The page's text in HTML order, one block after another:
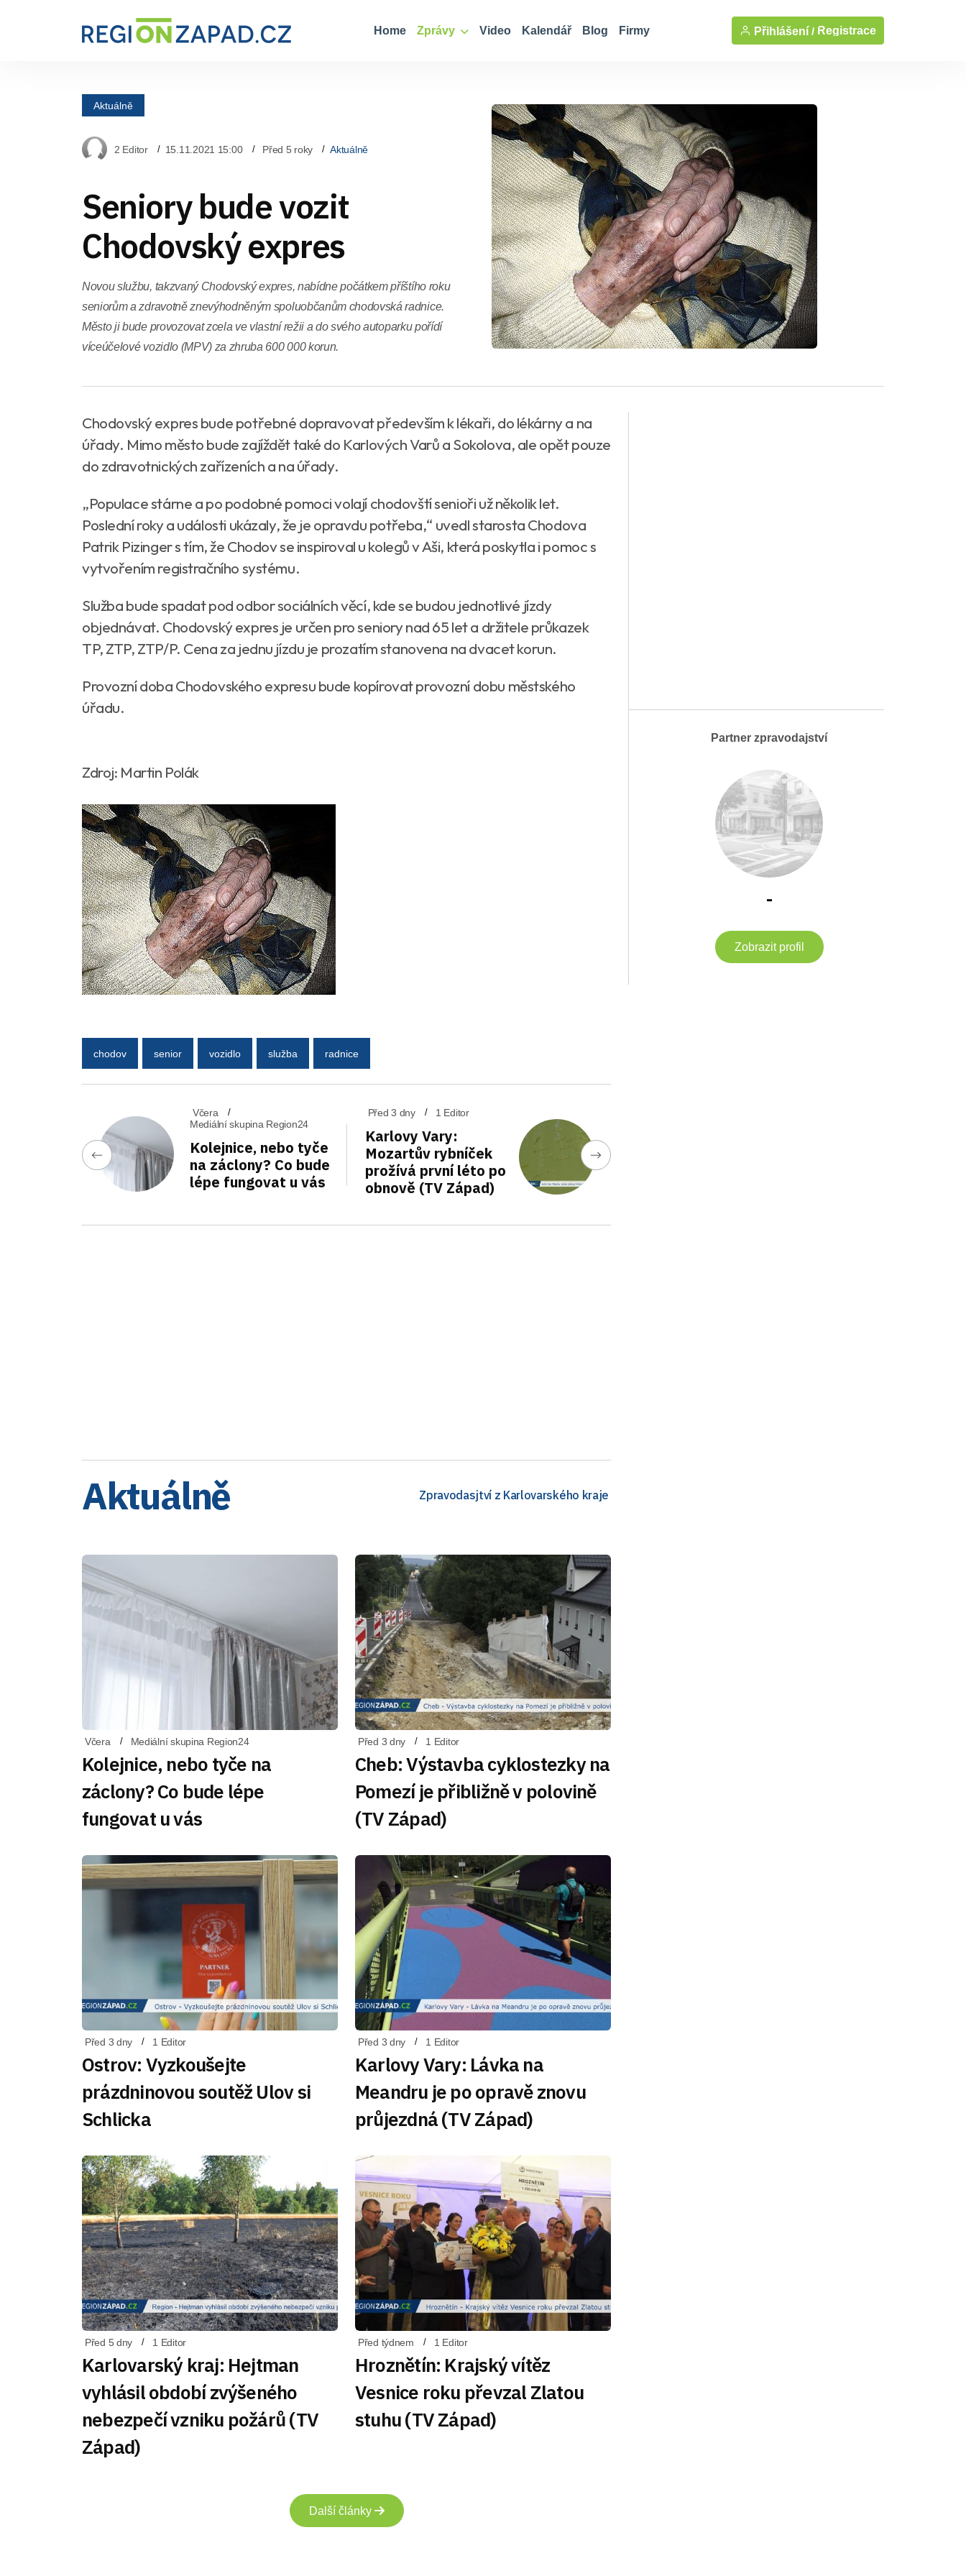
Home Zprávy Video Kalendář Blog Firmy Přihlášení / Registrace
Aktuálně
2 Editor 15.11.2021 15:00 Před 5 roky Aktuálně
Seniory bude vozit
Chodovský expres
Novou službu, takzvaný Chodovský expres, nabídne počátkem příštího roku
seniorům a zdravotně znevýhodněným spoluobčanům chodovská radnice.
Město ji bude provozovat zcela ve vlastní režii a do svého autoparku pořídí
víceúčelové vozidlo (MPV) za zhruba 600 000 korun.
Chodovský expres bude potřebné dopravovat především k lékaři, do lékárny a na
úřady. Mimo město bude zajíždět také do Karlových Varů a Sokolova, ale opět pouze
do zdravotnických zařízeních a na úřady.
„Populace stárne a po podobné pomoci volají chodovští senioři už několik let.
Poslední roky a události ukázaly, že je opravdu potřeba,“ uvedl starosta Chodova
Patrik Pizinger s tím, že Chodov se inspiroval u kolegů v Aši, která poskytla i pomoc s
vytvořením registračního systému.
Služba bude spadat pod odbor sociálních věcí, kde se budou jednotlivé jízdy
objednávat. Chodovský expres je určen pro seniory nad 65 let a držitele průkazek
TP, ZTP, ZTP/P. Cena za jednu jízdu je prozatím stanovena na dvacet korun.
Provozní doba Chodovského expresu bude kopírovat provozní dobu městského
úřadu.
Zdroj: Martin Polák
chodov senior vozidlo služba radnice
Včera
Mediální skupina Region24
Kolejnice, nebo tyče
na záclony? Co bude
lépe fungovat u vás
Před 3 dny 1 Editor
Karlovy Vary:
Mozartův rybníček
prožívá první léto po
obnově (TV Západ)
Aktuálně Zpravodasjtví z Karlovarského kraje
Včera Mediální skupina Region24
Kolejnice, nebo tyče na
záclony? Co bude lépe
fungovat u vás
Před 3 dny 1 Editor
Cheb: Výstavba cyklostezky na
Pomezí je přibližně v polovině
(TV Západ)
Před 3 dny 1 Editor
Ostrov: Vyzkoušejte
prázdninovou soutěž Ulov si
Schlicka
Před 3 dny 1 Editor
Karlovy Vary: Lávka na
Meandru je po opravě znovu
průjezdná (TV Západ)
Před 5 dny 1 Editor
Karlovarský kraj: Hejtman
vyhlásil období zvýšeného
nebezpečí vzniku požárů (TV
Západ)
Před týdnem 1 Editor
Hroznětín: Krajský vítěz
Vesnice roku převzal Zlatou
stuhu (TV Západ)
Další články
Partner zpravodajství
-
Zobrazit profil